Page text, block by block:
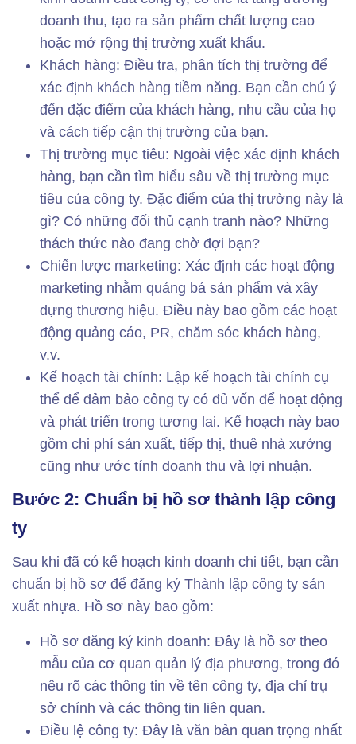
doanh thu, tạo ra sản phẩm chất lượng cao
hoặc mở rộng thị trường xuất khẩu.
Khách hàng: Điều tra, phân tích thị trường để
xác định khách hàng tiềm năng. Bạn cần chú ý
đến đặc điểm của khách hàng, nhu cầu của họ
và cách tiếp cận thị trường của bạn.
Thị trường mục tiêu: Ngoài việc xác định khách
hàng, bạn cần tìm hiểu sâu về thị trường mục
tiêu của công ty. Đặc điểm của thị trường này là
gì? Có những đối thủ cạnh tranh nào? Những
thách thức nào đang chờ đợi bạn?
Chiến lược marketing: Xác định các hoạt động
marketing nhằm quảng bá sản phẩm và xây
dựng thương hiệu. Điều này bao gồm các hoạt
động quảng cáo, PR, chăm sóc khách hàng,
v.v.
Kế hoạch tài chính: Lập kế hoạch tài chính cụ
thể để đảm bảo công ty có đủ vốn để hoạt động
và phát triển trong tương lai. Kế hoạch này bao
gồm chi phí sản xuất, tiếp thị, thuê nhà xưởng
cũng như ước tính doanh thu và lợi nhuận.
Bước 2: Chuẩn bị hồ sơ thành lập công
ty
Sau khi đã có kế hoạch kinh doanh chi tiết, bạn cần
chuẩn bị hồ sơ để đăng ký Thành lập công ty sản
xuất nhựa. Hồ sơ này bao gồm:
Hồ sơ đăng ký kinh doanh: Đây là hồ sơ theo
mẫu của cơ quan quản lý địa phương, trong đó
nêu rõ các thông tin về tên công ty, địa chỉ trụ
sở chính và các thông tin liên quan.
Điều lệ công ty: Đây là văn bản quan trọng nhất